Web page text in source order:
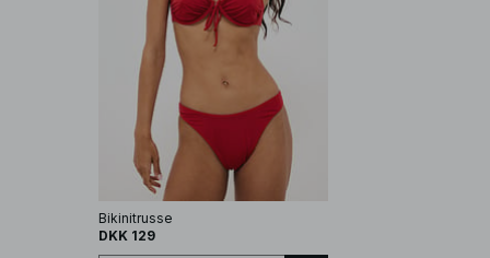
Bikinitrusse
DKK 129